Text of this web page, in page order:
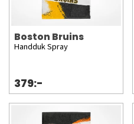
Boston Bruins
Handduk Spray
379:-